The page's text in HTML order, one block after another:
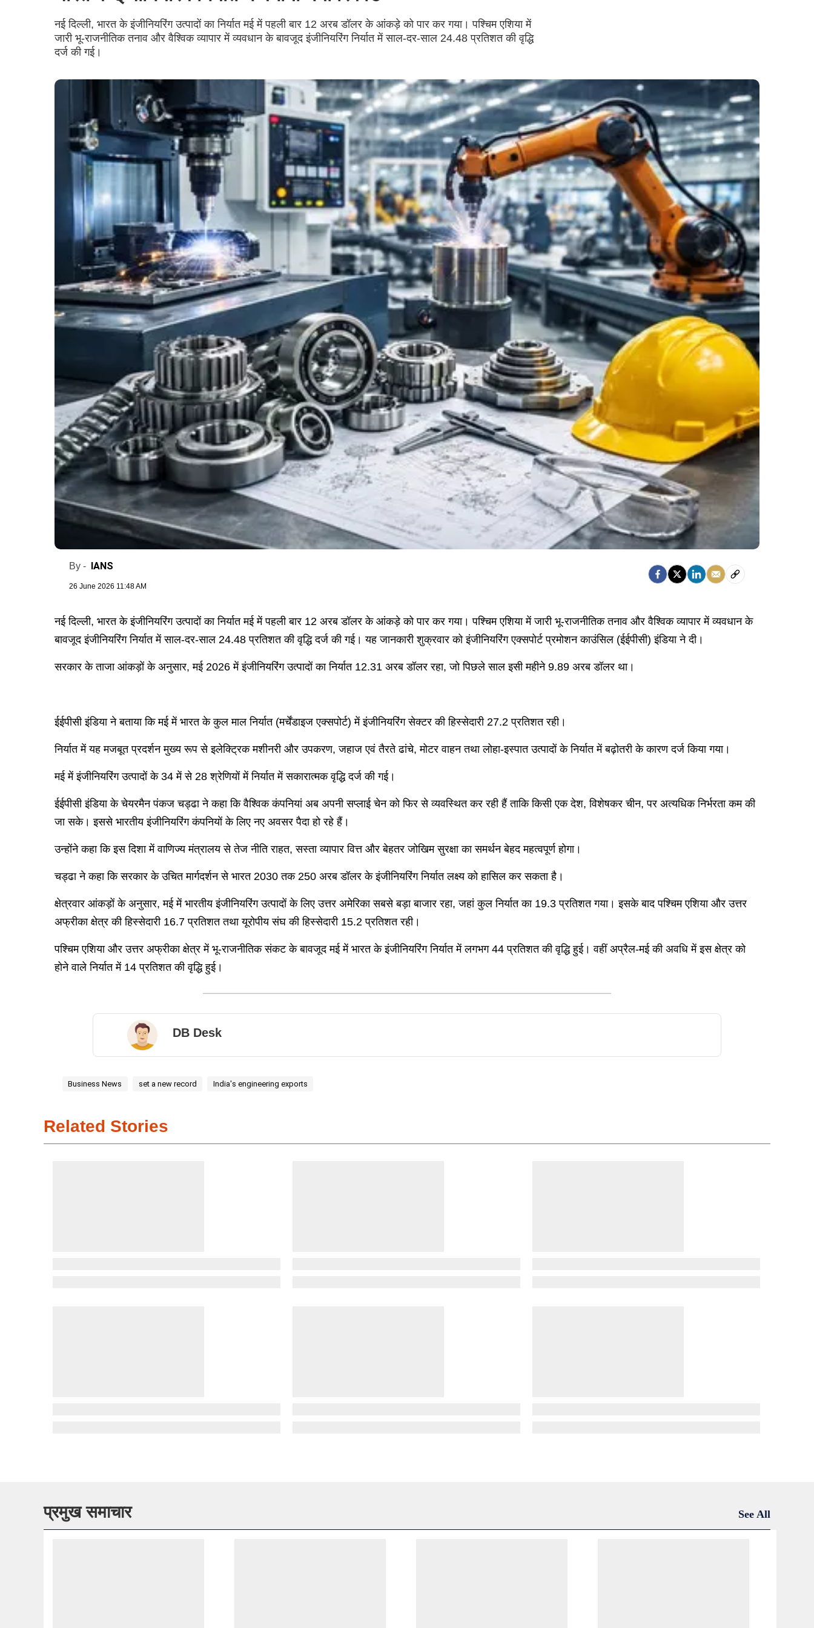
नई दिल्ली, भारत के इंजीनियरिंग उत्पादों का निर्यात मई में पहली बार 12 अरब डॉलर के आंकड़े को पार कर गया। पश्चिम एशिया में
जारी भू-राजनीतिक तनाव और वैश्विक व्यापार में व्यवधान के बावजूद इंजीनियरिंग निर्यात में साल-दर-साल 24.48 प्रतिशत की वृद्धि
दर्ज की गई।
By - IANS
26 June 2026 11:48 AM
नई दिल्ली, भारत के इंजीनियरिंग उत्पादों का निर्यात मई में पहली बार 12 अरब डॉलर के आंकड़े को पार कर गया। पश्चिम एशिया में जारी भू-राजनीतिक तनाव और वैश्विक व्यापार में व्यवधान के
बावजूद इंजीनियरिंग निर्यात में साल-दर-साल 24.48 प्रतिशत की वृद्धि दर्ज की गई। यह जानकारी शुक्रवार को इंजीनियरिंग एक्सपोर्ट प्रमोशन काउंसिल (ईईपीसी) इंडिया ने दी।
सरकार के ताजा आंकड़ों के अनुसार, मई 2026 में इंजीनियरिंग उत्पादों का निर्यात 12.31 अरब डॉलर रहा, जो पिछले साल इसी महीने 9.89 अरब डॉलर था।
ईईपीसी इंडिया ने बताया कि मई में भारत के कुल माल निर्यात (मर्चेंडाइज एक्सपोर्ट) में इंजीनियरिंग सेक्टर की हिस्सेदारी 27.2 प्रतिशत रही।
निर्यात में यह मजबूत प्रदर्शन मुख्य रूप से इलेक्ट्रिक मशीनरी और उपकरण, जहाज एवं तैरते ढांचे, मोटर वाहन तथा लोहा-इस्पात उत्पादों के निर्यात में बढ़ोतरी के कारण दर्ज किया गया।
मई में इंजीनियरिंग उत्पादों के 34 में से 28 श्रेणियों में निर्यात में सकारात्मक वृद्धि दर्ज की गई।
ईईपीसी इंडिया के चेयरमैन पंकज चड्ढा ने कहा कि वैश्विक कंपनियां अब अपनी सप्लाई चेन को फिर से व्यवस्थित कर रही हैं ताकि किसी एक देश, विशेषकर चीन, पर अत्यधिक निर्भरता कम की
जा सके। इससे भारतीय इंजीनियरिंग कंपनियों के लिए नए अवसर पैदा हो रहे हैं।
उन्होंने कहा कि इस दिशा में वाणिज्य मंत्रालय से तेज नीति राहत, सस्ता व्यापार वित्त और बेहतर जोखिम सुरक्षा का समर्थन बेहद महत्वपूर्ण होगा।
चड्ढा ने कहा कि सरकार के उचित मार्गदर्शन से भारत 2030 तक 250 अरब डॉलर के इंजीनियरिंग निर्यात लक्ष्य को हासिल कर सकता है।
क्षेत्रवार आंकड़ों के अनुसार, मई में भारतीय इंजीनियरिंग उत्पादों के लिए उत्तर अमेरिका सबसे बड़ा बाजार रहा, जहां कुल निर्यात का 19.3 प्रतिशत गया। इसके बाद पश्चिम एशिया और उत्तर
अफ्रीका क्षेत्र की हिस्सेदारी 16.7 प्रतिशत तथा यूरोपीय संघ की हिस्सेदारी 15.2 प्रतिशत रही।
पश्चिम एशिया और उत्तर अफ्रीका क्षेत्र में भू-राजनीतिक संकट के बावजूद मई में भारत के इंजीनियरिंग निर्यात में लगभग 44 प्रतिशत की वृद्धि हुई। वहीं अप्रैल-मई की अवधि में इस क्षेत्र को
होने वाले निर्यात में 14 प्रतिशत की वृद्धि हुई।
DB Desk
Business News set a new record India's engineering exports
Related Stories
प्रमुख समाचार See All